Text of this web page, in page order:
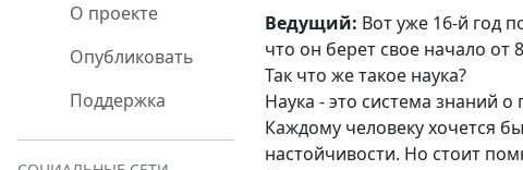
О проекте
Опубликовать
Поддержка
Ведущий: Вот уже 16-й год
что он берет свое начало от
Так что же такое наука?
Наука - это система знаний
Каждому человеку хочется
настойчивости. Но стоит